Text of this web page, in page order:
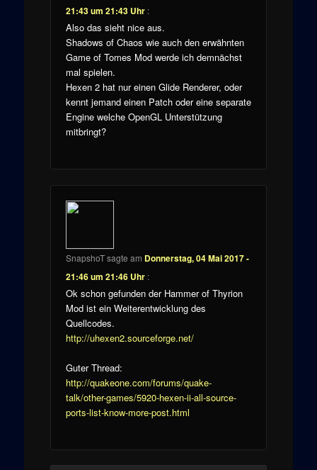
21:43 um 21:43 Uhr :
Also das sieht nice aus.
Shadows of Chaos wie auch den erwähnten
Game of Tomes Mod werde ich demnächst
mal spielen.
Hexen 2 hat nur einen Glide Renderer, oder
kennt jemand einen Patch oder eine separate
Engine welche OpenGL Unterstützung
mitbringt?
SnapshoTsagte am Donnerstag, 04 Mai 2017 -
21:46 um 21:46 Uhr :
Ok schon gefunden der Hammer of Thyrion
Mod ist ein Weiterentwicklung des
Quellcodes.
http://uhexen2.sourceforge.net/
Guter Thread:
http://quakeone.com/forums/quake-
talk/other-games/5920-hexen-ii-all-source-
ports-list-know-more-post.html